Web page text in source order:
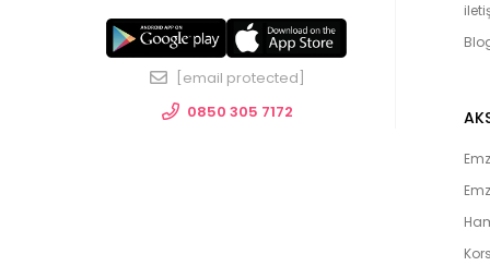
[email protected]
0850 305 7172